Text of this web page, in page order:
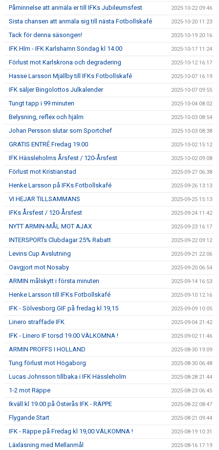
Påminnelse att anmäla er till IFKs Jubileumsfest 2025-10-22 09:46
Sista chansen att anmäla sig till nästa Fotbollskafé 2025-10-20 11:23
Tack för denna säsongen! 2025-10-19 20:16
IFK Hlm - IFK Karlshamn Söndag kl 14.00 2025-10-17 11:24
Förlust mot Karlskrona och degradering 2025-10-12 16:17
Hasse Larsson Mjällby till IFKs Fotbollskafé 2025-10-07 16:19
IFK säljer Bingolottos Julkalender 2025-10-07 09:55
Tungt tapp i 99 minuten 2025-10-04 08:02
Belysning, reflex och hjälm 2025-10-03 08:54
Johan Persson slutar som Sportchef 2025-10-03 08:38
GRATIS ENTRÉ Fredag 19.00 2025-10-02 15:12
IFK Hässleholms Årsfest / 120-Årsfest 2025-10-02 09:08
Förlust mot Kristianstad 2025-09-27 06:38
Henke Larsson på IFKs Fotbollskafé 2025-09-26 13:13
VI HEJAR TILLSAMMANS 2025-09-25 15:13
IFKs Årsfest / 120-Årsfest 2025-09-24 11:42
NYTT ARMIN-MÅL MOT AJAX 2025-09-23 16:17
INTERSPORTs Clubdagar 25% Rabatt 2025-09-22 09:12
Levins Cup Avslutning 2025-09-21 22:06
Oavgjort mot Nosaby 2025-09-20 06:54
ARMIN målskytt i första minuten 2025-09-14 16:53
Henke Larsson till IFKs Fotbollskafé 2025-09-10 12:16
IFK - Sölvesborg GIF på fredag kl 19,15 2025-09-09 10:05
Linero straffade IFK 2025-09-04 21:42
IFK - Linero IF torsd 19.00 VÄLKOMNA ! 2025-09-02 11:46
ARMIN PROFFS I HOLLAND 2025-08-30 19:09
Tung förlust mot Högaborg 2025-08-30 06:48
Lucas Johnsson tillbaka i IFK Hässleholm 2025-08-28 21:44
1-2 mot Räppe 2025-08-23 06:45
Ikväll kl 19.00 på Österås IFK - RÄPPE 2025-08-22 08:47
Flygande Start 2025-08-21 09:44
IFK - Räppe på Fredag kl 19,00 VÄLKOMNA ! 2025-08-19 10:31
Läxläsning med Mellanmål 2025-08-16 17:19